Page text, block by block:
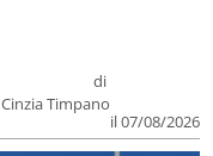
di
Cinzia Timpano
il 07/08/2026